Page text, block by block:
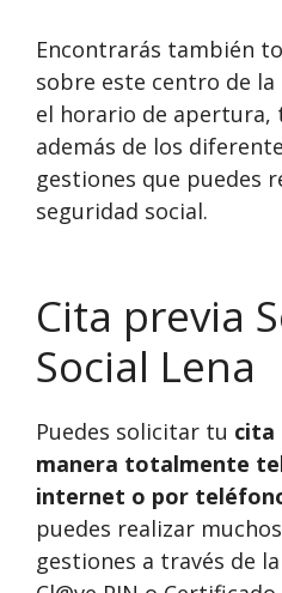
Encontrarás también
sobre este centro de la
el horario de apertura,
además de los
gestiones que puedes
seguridad social.
Cita previa
Social Lena
Puedes solicitar tu cita
manera totalmente
internet o por
puedes realizar
gestiones a través de